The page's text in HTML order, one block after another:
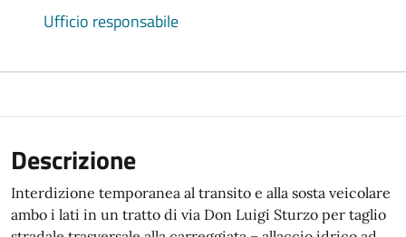
Ufficio responsabile
Descrizione
Interdizione temporanea al transito e alla sosta veicolare
ambo i lati in un tratto di via Don Luigi Sturzo per taglio